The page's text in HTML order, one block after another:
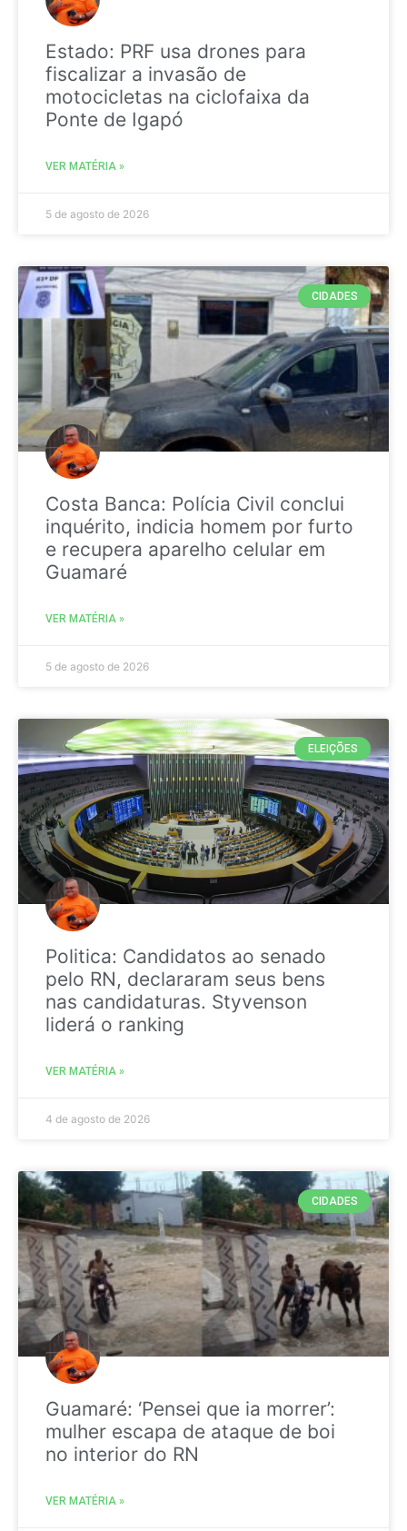
Estado: PRF usa drones para
fiscalizar a invasão de
motocicletas na ciclofaixa da
Ponte de Igapó
VER MATÉRIA »
5 de agosto de 2026
CIDADES
Costa Banca: Polícia Civil conclui
inquérito, indicia homem por furto
e recupera aparelho celular em
Guamaré
VER MATÉRIA »
5 de agosto de 2026
ELEIÇÕES
Politica: Candidatos ao senado
pelo RN, declararam seus bens
nas candidaturas. Styvenson
liderá o ranking
VER MATÉRIA »
4 de agosto de 2026
CIDADES
Guamaré: ‘Pensei que ia morrer’:
mulher escapa de ataque de boi
no interior do RN
VER MATÉRIA »